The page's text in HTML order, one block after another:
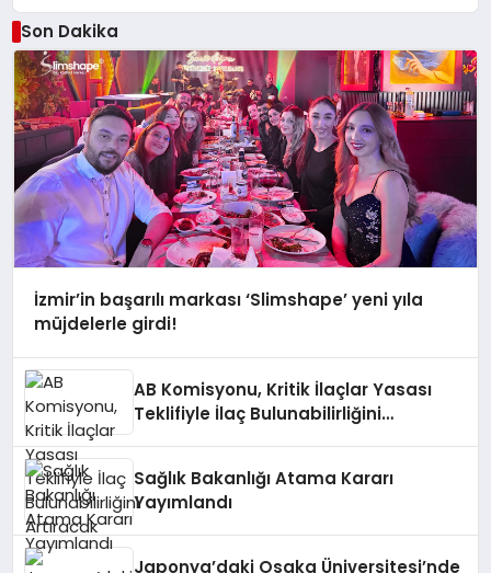
Son Dakika
İzmir’in başarılı markası ‘Slimshape’ yeni yıla
müjdelerle girdi!
AB Komisyonu, Kritik İlaçlar Yasası
Teklifiyle İlaç Bulunabilirliğini
Sağlık Bakanlığı Atama Kararı
Yayımlandı
Japonya’daki Osaka Üniversitesi’nde